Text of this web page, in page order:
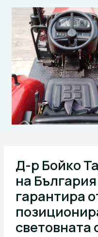
Skip
Д-р Бойко
на
гарантира
световната